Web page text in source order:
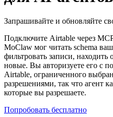
Запрашивайте и обновляйте
Подключите Airtable через
MoClaw мог читать schema
фильтровать записи, находить
новые. Вы авторизуете его с
Airtable, ограниченного
разрешениями, так что агент
которые вы разрешаете.
Попробовать бесплатно